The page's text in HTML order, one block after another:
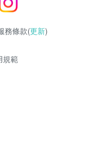
務條款(更新)
規範